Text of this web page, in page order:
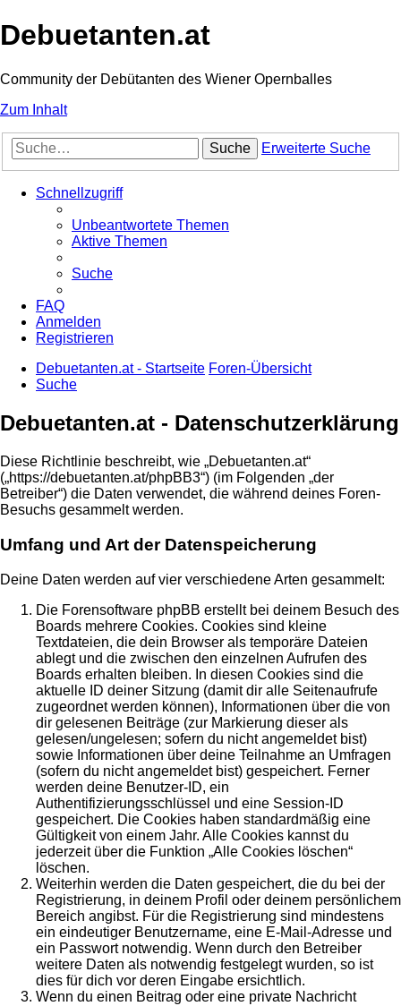
Debuetanten.at
Community der Debütanten des Wiener Opernballes
Zum Inhalt
Suche Erweiterte Suche
Schnellzugriff
Unbeantwortete Themen
Aktive Themen
Suche
FAQ
Anmelden
Registrieren
Debuetanten.at - Startseite Foren-Übersicht
Suche
Debuetanten.at - Datenschutzerklärung
Diese Richtlinie beschreibt, wie „Debuetanten.at“
(„https://debuetanten.at/phpBB3“) (im Folgenden „der
Betreiber“) die Daten verwendet, die während deines Foren-
Besuchs gesammelt werden.
Umfang und Art der Datenspeicherung
Deine Daten werden auf vier verschiedene Arten gesammelt:
Die Forensoftware phpBB erstellt bei deinem Besuch des
Boards mehrere Cookies. Cookies sind kleine
Textdateien, die dein Browser als temporäre Dateien
ablegt und die zwischen den einzelnen Aufrufen des
Boards erhalten bleiben. In diesen Cookies sind die
aktuelle ID deiner Sitzung (damit dir alle Seitenaufrufe
zugeordnet werden können), Informationen über die von
dir gelesenen Beiträge (zur Markierung dieser als
gelesen/ungelesen; sofern du nicht angemeldet bist)
sowie Informationen über deine Teilnahme an Umfragen
(sofern du nicht angemeldet bist) gespeichert. Ferner
werden deine Benutzer-ID, ein
Authentifizierungsschlüssel und eine Session-ID
gespeichert. Die Cookies haben standardmäßig eine
Gültigkeit von einem Jahr. Alle Cookies kannst du
jederzeit über die Funktion „Alle Cookies löschen“
löschen.
Weiterhin werden die Daten gespeichert, die du bei der
Registrierung, in deinem Profil oder deinem persönlichem
Bereich angibst. Für die Registrierung sind mindestens
ein eindeutiger Benutzername, eine E-Mail-Adresse und
ein Passwort notwendig. Wenn durch den Betreiber
weitere Daten als notwendig festgelegt wurden, so ist
dies für dich vor deren Eingabe ersichtlich.
Wenn du einen Beitrag oder eine private Nachricht